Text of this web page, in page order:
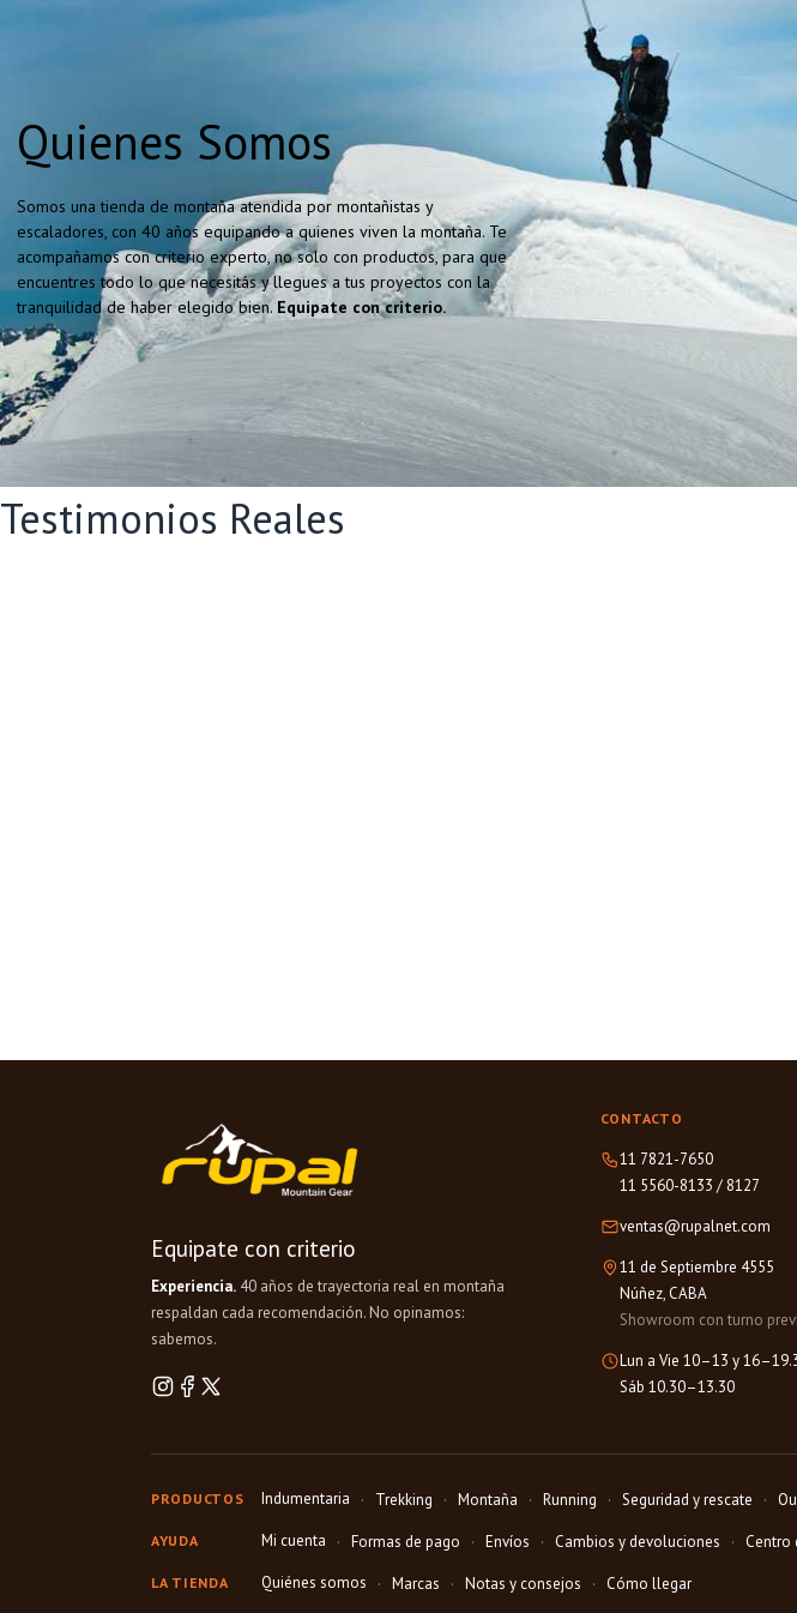
Quienes Somos
Somos una tienda de montaña atendida por montañistas y
escaladores, con 40 años equipando a quienes viven la montaña. Te
acompañamos con criterio experto, no solo con productos, para que
encuentres todo lo que necesitás y llegues a tus proyectos con la
tranquilidad de haber elegido bien.Equipate con criterio.
Testimonios Reales
Equipate con criterio
Experiencia. 40 años de trayectoria real en montaña
respaldan cada recomendación. No opinamos:
sabemos.
CONTACTO
11 7821-7650
11 5560-8133 / 8127
ventas@rupalnet.com
11 de Septiembre 4555
Núñez, CABA
Showroom con turno
Lun a Vie 10–13 y
Sáb 10.30–13.30
PRODUCTOS Indumentaria Trekking Montaña Running Seguridad y rescate
AYUDA Mi cuenta Formas de pago Envíos Cambios y devoluciones Centro
LA TIENDA Quiénes somos Marcas Notas y consejos Cómo llegar